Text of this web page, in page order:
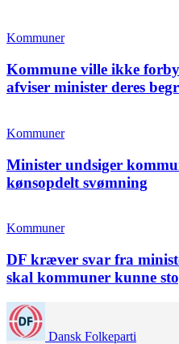
Kommuner
Kommune ville ikke
afviser minister deres
Kommuner
Minister undsiger
kønsopdelt svømning
Kommuner
DF kræver svar fra
skal kommuner kunne
Dansk Folkeparti